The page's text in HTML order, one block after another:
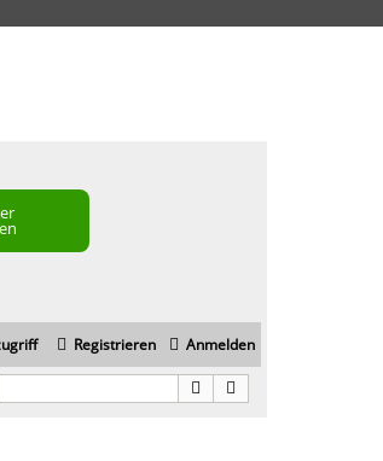
Anmelden
Registrieren